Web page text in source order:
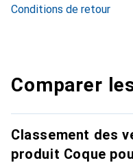
Conditions de retour
Comparer
Classement des
produit Coque